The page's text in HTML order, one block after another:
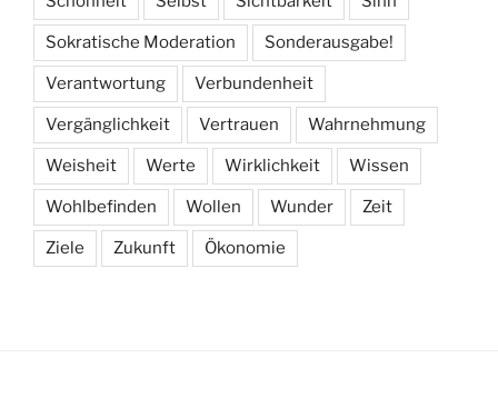
Sokratische Moderation Sonderausgabe!
Verantwortung Verbundenheit
Vergänglichkeit Vertrauen Wahrnehmung
Weisheit Werte Wirklichkeit Wissen
Wohlbefinden Wollen Wunder Zeit
Ziele Zukunft Ökonomie